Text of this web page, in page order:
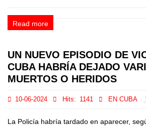
Read more
UN NUEVO EPISODIO DE
CUBA HABRÍA DEJADO
MUERTOS O HERIDOS
10-06-2024 Hits: 1141 EN CUBA
La Policía habría tardado en aparecer,